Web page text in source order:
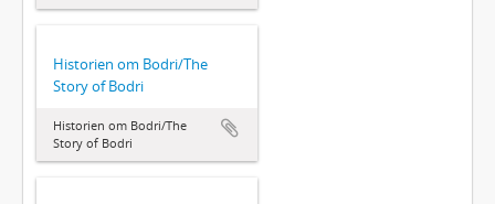
Historien om Bodri/The
Story of Bodri
Historien om Bodri/The
Story of Bodri